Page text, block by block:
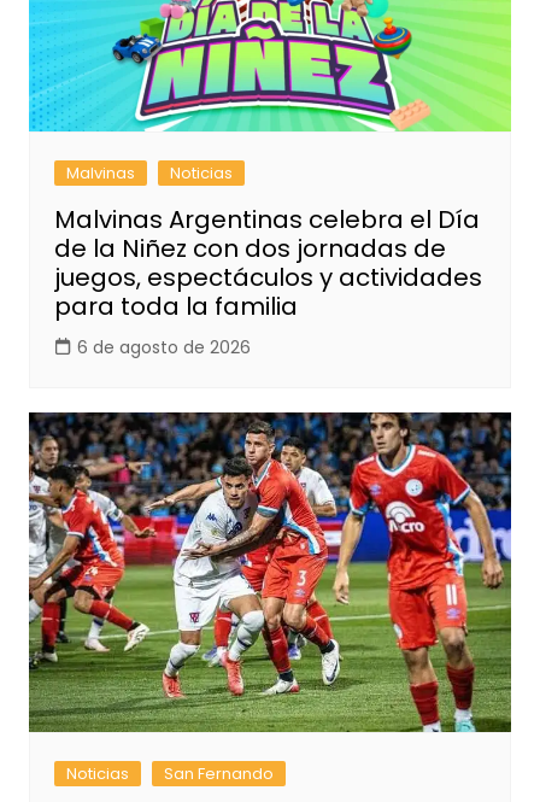
Malvinas Noticias
Malvinas Argentinas celebra el Día
de la Niñez con dos jornadas de
juegos, espectáculos y actividades
para toda la familia
6 de agosto de 2026
Noticias San Fernando